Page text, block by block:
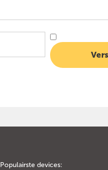
Populairste devices: